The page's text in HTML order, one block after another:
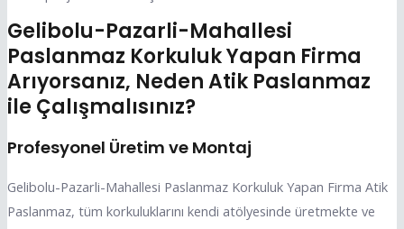
Gelibolu-Pazarli-Mahallesi
Paslanmaz Korkuluk Yapan Firma
Arıyorsanız, Neden Atik Paslanmaz
ile Çalışmalısınız?
Profesyonel Üretim ve Montaj
Gelibolu-Pazarli-Mahallesi Paslanmaz Korkuluk Yapan Firma Atik
Paslanmaz, tüm korkuluklarını kendi atölyesinde üretmekte ve